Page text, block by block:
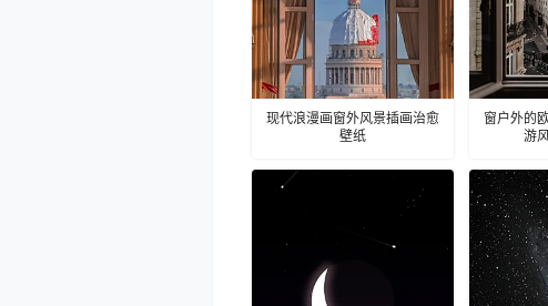
现代浪漫画窗外风景插画治愈
壁纸
窗户外的
游